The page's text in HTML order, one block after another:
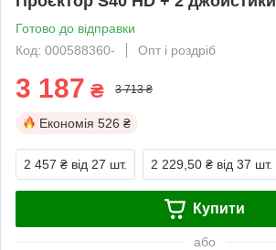
Готово до відправки
Код: 000588360-
Опт і роздріб
3 187 ₴ 3 713 ₴
Економія 526 ₴
2 457 ₴ від 27 шт. 2 229,50 ₴ від 37 шт.
Купити
або